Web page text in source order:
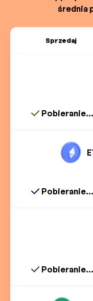
średnia
Sprzedaj
Pobieranie...
Pobieranie...
Pobieranie...